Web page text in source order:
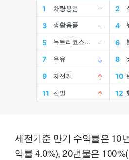
세전기준 만기 수익률은 10
익률 4.0%), 20년물은